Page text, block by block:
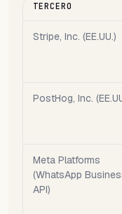
TERCERO
Stripe, Inc. (EE.UU.)
PostHog, Inc.
Meta Platforms
(WhatsApp
API)